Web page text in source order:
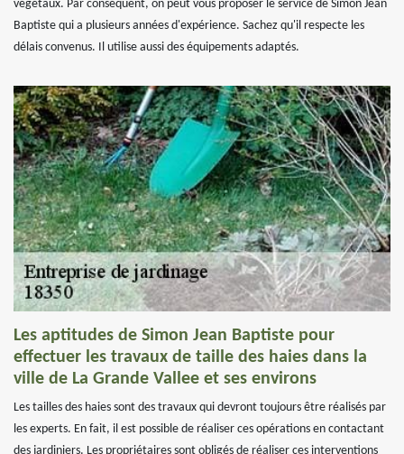
végétaux. Par conséquent, on peut vous proposer le service de Simon Jean
Baptiste qui a plusieurs années d'expérience. Sachez qu'il respecte les
délais convenus. Il utilise aussi des équipements adaptés.
Les aptitudes de Simon Jean Baptiste pour
effectuer les travaux de taille des haies dans la
ville de La Grande Vallee et ses environs
Les tailles des haies sont des travaux qui devront toujours être réalisés par
les experts. En fait, il est possible de réaliser ces opérations en contactant
des jardiniers. Les propriétaires sont obligés de réaliser ces interventions